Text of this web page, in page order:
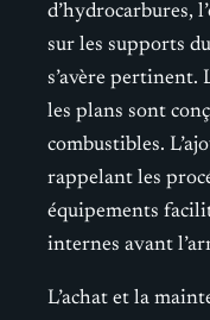
d’hydrocarbures,
sur les supports
s’avère pertinent.
les plans sont
combustibles.
rappelant les
équipements
internes avant
L’achat et la